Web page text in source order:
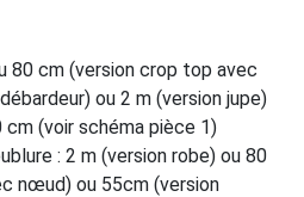
80 cm (version crop top avec
ou 2 m (version jupe)
(voir schéma pièce 1)
: 2 m (version robe) ou 80
nœud) ou 55cm (version